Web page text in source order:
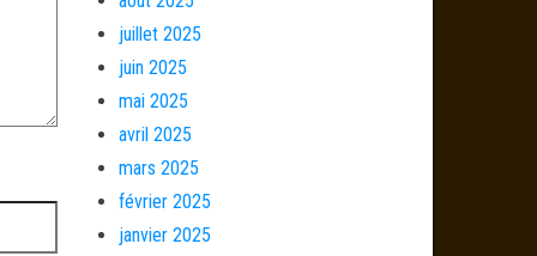
juillet 2025
juin 2025
mai 2025
avril 2025
mars 2025
février 2025
janvier 2025